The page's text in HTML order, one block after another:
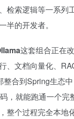
检索逻辑等一系列
半的开发者。
这套组合正在
、文档向量化、
整合到Spring生态
，就能跑通一个完
整个过程完全本地